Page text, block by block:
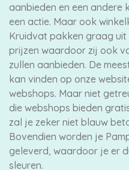
aanbieden en een andere
een actie. Maar ook
Kruidvat pakken graag
prijzen waardoor zij ook
zullen aanbieden. De
kan vinden op onze
webshops. Maar niet
die webshops bieden
zal je zeker niet blauw
Bovendien worden je
geleverd, waardoor je er
sleuren.